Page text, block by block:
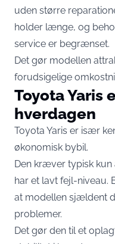
uden større
holder længe, og
service er begrænset.
Det gør modellen
forudsigelige
Toyota Yaris
hverdagen
Toyota Yaris er især
økonomisk bybil.
Den kræver typisk
har et lavt fejl-niveau.
at modellen sjældent
problemer.
Det gør den til et